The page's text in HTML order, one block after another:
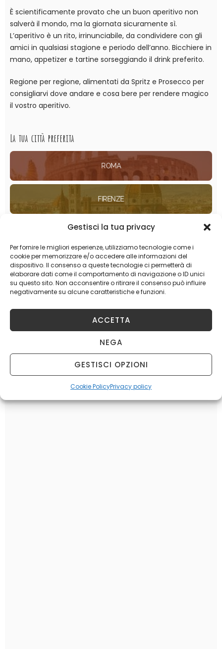
Gestisci la tua privacy
Per fornire le migliori esperienze, utilizziamo tecnologie come i
cookie per memorizzare e/o accedere alle informazioni del
dispositivo. Il consenso a queste tecnologie ci permetterà di
elaborare dati come il comportamento di navigazione o ID unici
su questo sito. Non acconsentire o ritirare il consenso può influire
negativamente su alcune caratteristiche e funzioni.
ACCETTA
NEGA
GESTISCI OPZIONI
Cookie PolicyPrivacy policy
È scientificamente provato che un buon aperitivo non
salverà il mondo, ma la giornata sicuramente sì.
L’aperitivo è un rito, irrinunciabile, da condividere con gli
amici in qualsiasi stagione e periodo dell’anno. Bicchiere in
mano, appetizer e tartine sorseggiando il drink preferito.
Regione per regione, alimentati da Spritz e Prosecco per
consigliarvi dove andare e cosa bere per rendere magico
il vostro aperitivo.
La tua città preferita
ROMA
FIRENZE
BOLOGNA
MILANO